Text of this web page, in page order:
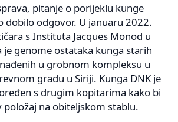
pitanje o porijeklu kunge
dobilo odgovor. U januaru 2022.
s Instituta Jacques Monod u
je genome ostataka kunga starih
u grobnom kompleksu u
gradu u Siriji. Kunga DNK je
s drugim kopitarima kako bi
položaj na obiteljskom stablu.